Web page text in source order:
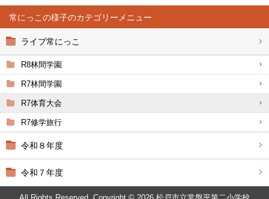
常にっこの様子
ライブ常にっこ
R8林間学園
R7林間学園
R7体育大会
R7修学旅行
令和８年度
令和７年度